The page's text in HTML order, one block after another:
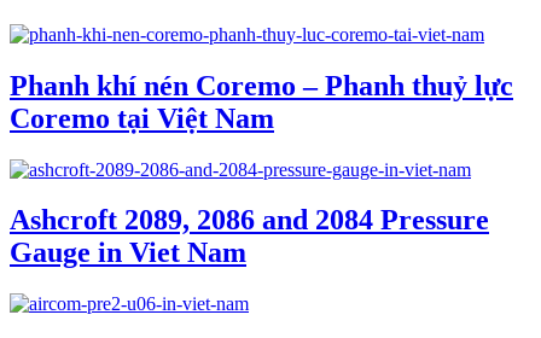
Phanh khí nén Coremo – Phanh thuỷ lực
Coremo tại Việt Nam
Ashcroft 2089, 2086 and 2084 Pressure
Gauge in Viet Nam